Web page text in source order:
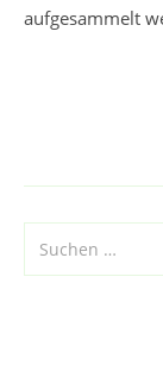
aufgesammelt